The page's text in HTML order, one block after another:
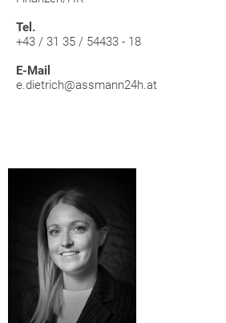
Tel.
+43 / 31 35 / 54433 - 18
E-Mail
e.dietrich@assmann24h.at